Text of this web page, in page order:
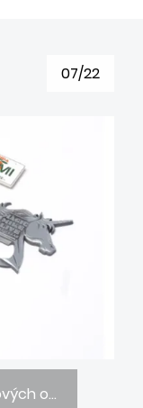
07/22
Analýza toku procesu výroby kovových obrobků